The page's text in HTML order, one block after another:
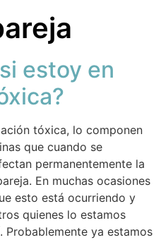
estoy en
tóxica, lo componen
que cuando se
permanentemente la
En muchas ocasiones
esto está ocurriendo y
quienes lo estamos
Probablemente ya estamos